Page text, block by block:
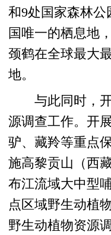
和9处国家森林
国唯一的栖息地
颈鹤在全球最大
地。
与此同时，开
源调查工作。开
驴、藏羚等重点
施高黎贡山（西
布江流域大中型
点区域野生动植
野生动植物资源